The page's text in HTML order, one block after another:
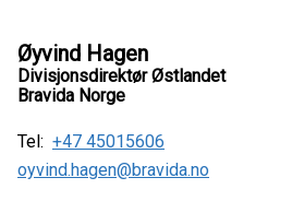
Øyvind Hagen
Divisjonsdirektør Østlandet
Bravida Norge
Tel: +47 45015606
oyvind.hagen@bravida.no